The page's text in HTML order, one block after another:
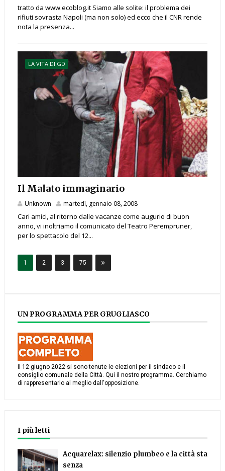
tratto da www.ecoblog.it Siamo alle solite: il problema dei
rifiuti sovrasta Napoli (ma non solo) ed ecco che il CNR rende
nota la presenza...
LA VITA DI GD
Il Malato immaginario
Unknown martedì, gennaio 08, 2008
Cari amici, al ritorno dalle vacanze come augurio di buon
anno, vi inoltriamo il comunicato del Teatro Perempruner,
per lo spettacolo del 12...
1 2 3 75
UN PROGRAMMA PER GRUGLIASCO
Il 12 giugno 2022 si sono tenute le elezioni per il sindaco e il
consiglio comunale della Città. Qui il nostro programma. Cerchiamo
di rappresentarlo al meglio dall'opposizione.
I più letti
Acquarelax: silenzio plumbeo e la città sta
senza